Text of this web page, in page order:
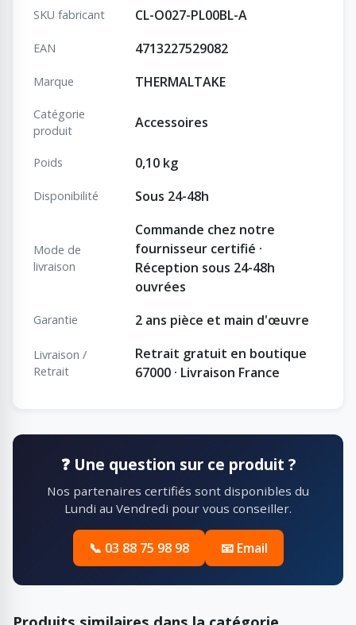
SKU fabricant CL-O027-PL00BL-A
EAN 4713227529082
Marque THERMALTAKE
Catégorie
produit
Accessoires
Poids 0,10 kg
Disponibilité Sous 24-48h
Mode de
livraison
Commande chez notre
fournisseur certifié ·
Réception sous 24-48h
ouvrées
Garantie 2 ans pièce et main d'œuvre
Livraison /
Retrait
Retrait gratuit en boutique
67000 · Livraison France
❓ Une question sur ce produit ?
Nos partenaires certifiés sont disponibles du
Lundi au Vendredi pour vous conseiller.
📞 03 88 75 98 98 📧 Email